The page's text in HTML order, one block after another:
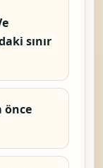
sınır
önce